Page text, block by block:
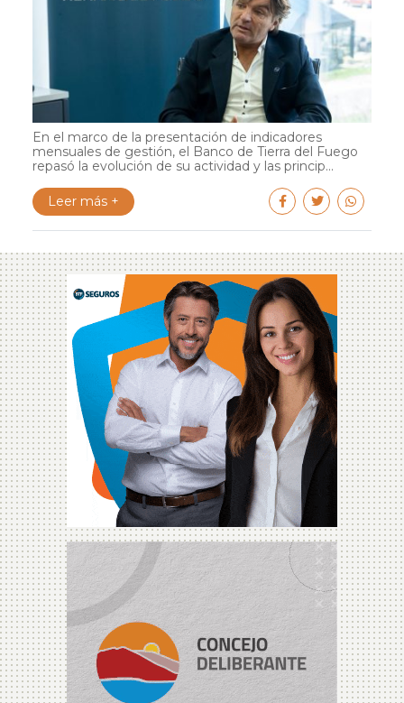
En el marco de la presentación de indicadores
mensuales de gestión, el Banco de Tierra del Fuego
repasó la evolución de su actividad y las princip...
Leer más +